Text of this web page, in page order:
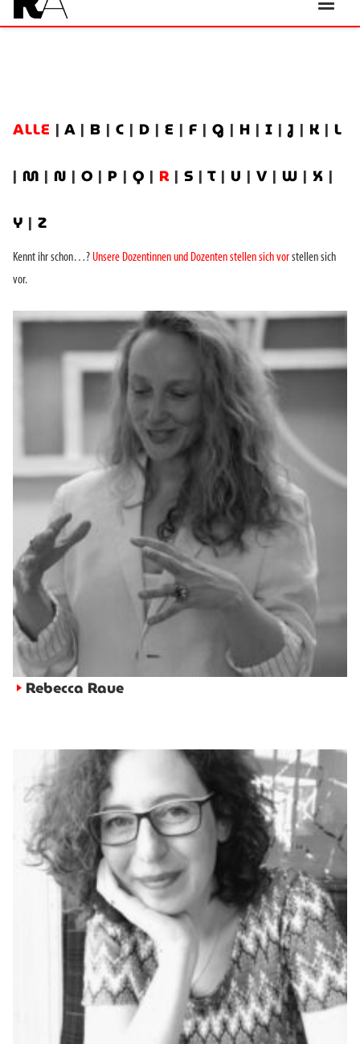
ALLE | A | B | C | D | E | F | G | H | I |J | K | L
| M | N | O | P | Q | R | S | T | U | V | W | X |
Y | Z
Kennt ihr schon…? Unsere Dozentinnen und Dozenten stellen sich vorstellen sich
vor.
► Rebecca Raue